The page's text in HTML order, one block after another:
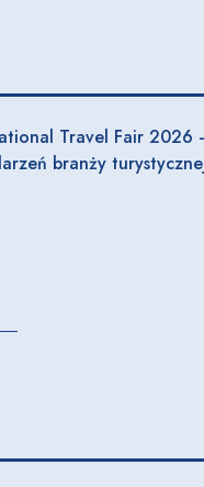
Travel Fair 2026
branży